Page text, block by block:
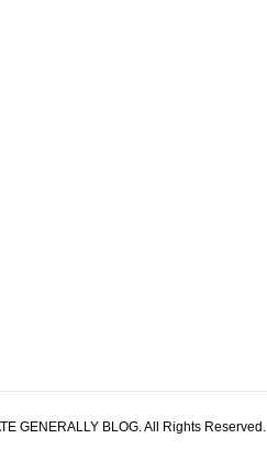
GENERALLY BLOG. All Rights Reserved.